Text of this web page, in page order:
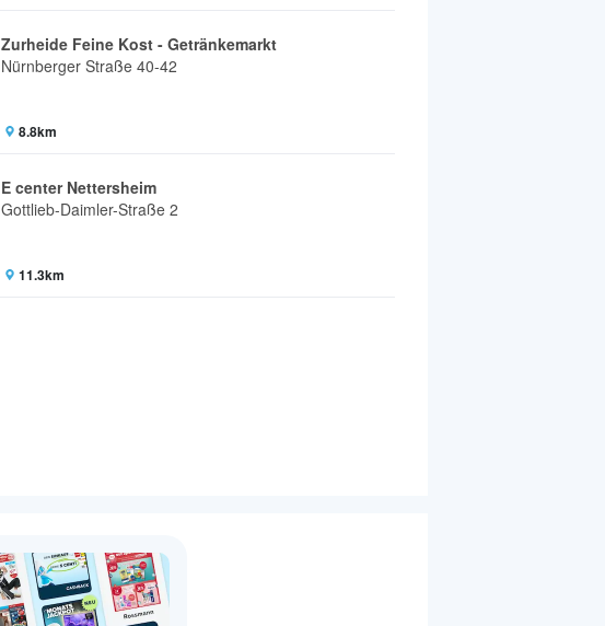
Zurheide Feine Kost - Getränkemarkt
Nürnberger Straße 40-42
8.8km
E center Nettersheim
Gottlieb-Daimler-Straße 2
11.3km